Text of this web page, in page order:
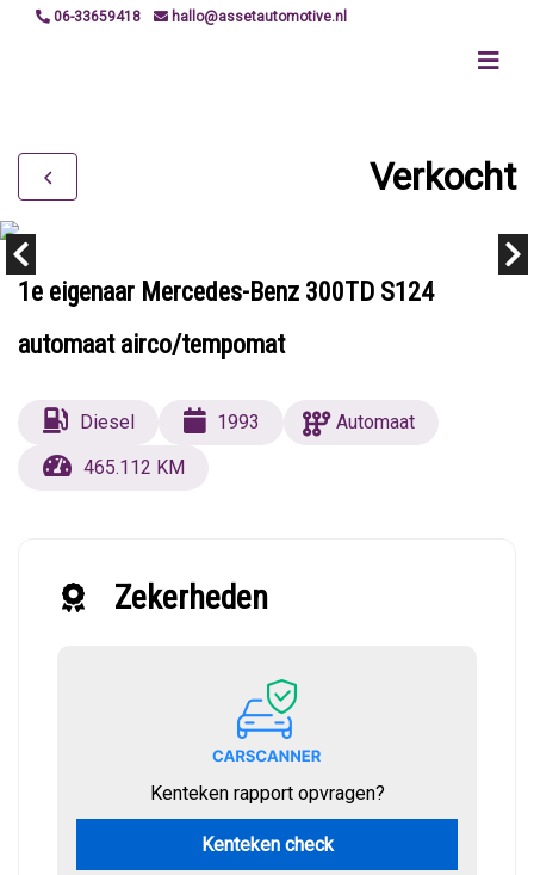
06-33659418 hallo@assetautomotive.nl
Verkocht
1e eigenaar Mercedes-Benz 300TD S124
automaat airco/tempomat
Diesel 1993
Automaat
465.112 KM
Zekerheden
Kenteken rapport opvragen?
Kenteken check